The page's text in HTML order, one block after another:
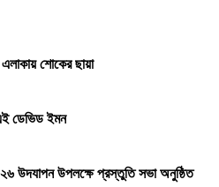
এলাকায় শোকের ছায়া
ডেভিড ইমন
উদযাপন উপলক্ষে প্রস্তুতি সভা অনুষ্ঠিত